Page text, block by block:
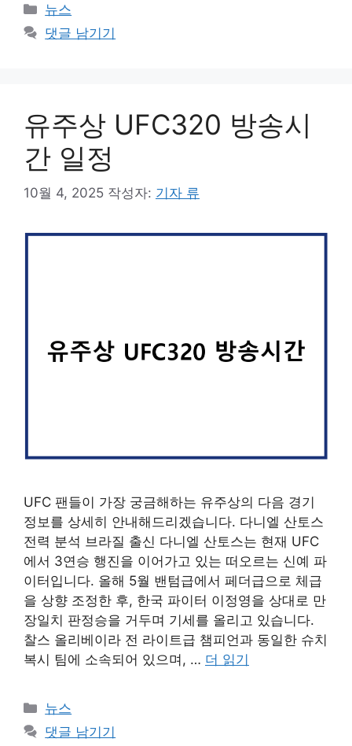
카
테
뉴스
댓글 남기기
유주상 UFC320 방송시
간 일정
10월 4, 2025 작성자: 기자 류
UFC 팬들이 가장 궁금해하는 유주상의 다음 경기
정보를 상세히 안내해드리겠습니다. 다니엘 산토스
전력 분석 브라질 출신 다니엘 산토스는 현재 UFC
에서 3연승 행진을 이어가고 있는 떠오르는 신예 파
이터입니다. 올해 5월 밴텀급에서 페더급으로 체급
을 상향 조정한 후, 한국 파이터 이정영을 상대로 만
장일치 판정승을 거두며 기세를 올리고 있습니다.
찰스 올리베이라 전 라이트급 챔피언과 동일한 슈치
복시 팀에 소속되어 있으며, … 더 읽기
카
테
뉴스
댓글 남기기